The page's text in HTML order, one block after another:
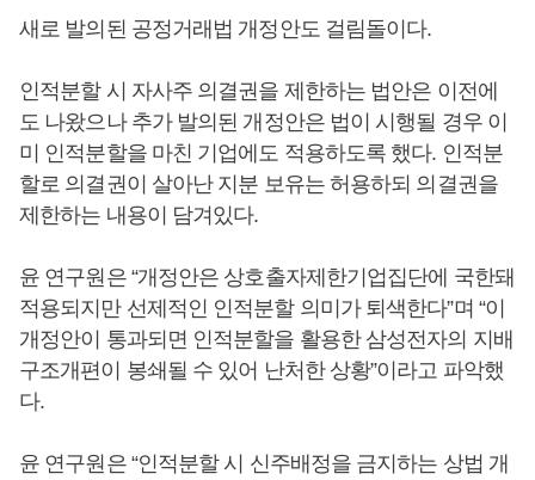
새로 발의된 공정거래법 개정안도 걸림돌이다.
인적분할 시 자사주 의결권을 제한하는 법안은 이전에
도 나왔으나 추가 발의된 개정안은 법이 시행될 경우 이
미 인적분할을 마친 기업에도 적용하도록 했다. 인적분
할로 의결권이 살아난 지분 보유는 허용하되 의결권을
제한하는 내용이 담겨있다.
윤 연구원은 “개정안은 상호출자제한기업집단에 국한돼
적용되지만 선제적인 인적분할 의미가 퇴색한다”며 “이
개정안이 통과되면 인적분할을 활용한 삼성전자의 지배
구조개편이 봉쇄될 수 있어 난처한 상황”이라고 파악했
다.
윤 연구원은 “인적분할 시 신주배정을 금지하는 상법 개